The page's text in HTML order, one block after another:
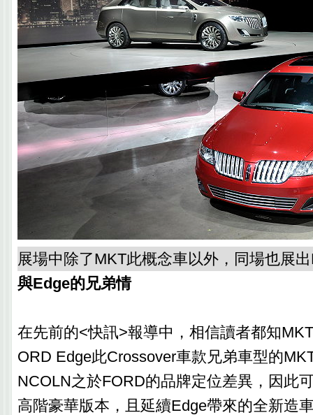
展場中除了MKT此概念車以外，同場也展
與Edge的兄弟情
在先前的<快訊>報導中，相信讀者都知
ORD Edge此Crossover車款兄弟車型的
NCOLN之於FORD的品牌定位差異，因此
高階豪華版本，且延續Edge帶來的全新造